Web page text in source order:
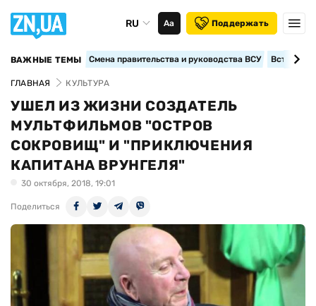
RU Аа Поддержать
ВАЖНЫЕ ТЕМЫ Смена правительства и руководства ВСУ
ГЛАВНАЯ КУЛЬТУРА
УШЕЛ ИЗ ЖИЗНИ СОЗДАТЕЛЬ
МУЛЬТФИЛЬМОВ "ОСТРОВ
СОКРОВИЩ" И "ПРИКЛЮЧЕНИЯ
КАПИТАНА ВРУНГЕЛЯ"
30 октября, 2018, 19:01
Поделиться